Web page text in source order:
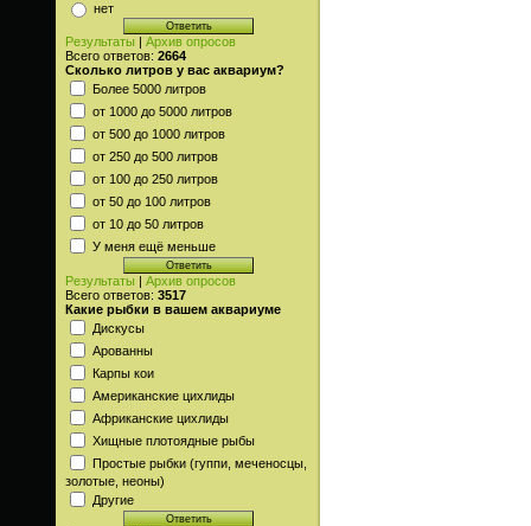
нет
Результаты
Архив опросов
Всего ответов: 2664
Сколько литров у вас аквариум?
Более 5000 литров
от 1000 до 5000 литров
от 500 до 1000 литров
от 250 до 500 литров
от 100 до 250 литров
от 50 до 100 литров
от 10 до 50 литров
У меня ещё меньше
Результаты
Архив опросов
Всего ответов: 3517
Какие рыбки в вашем аквариуме
Дискусы
Арованны
Карпы кои
Американские цихлиды
Африканские цихлиды
Хищные плотоядные рыбы
Простые рыбки (гуппи, меченосцы,
золотые, неоны)
Другие